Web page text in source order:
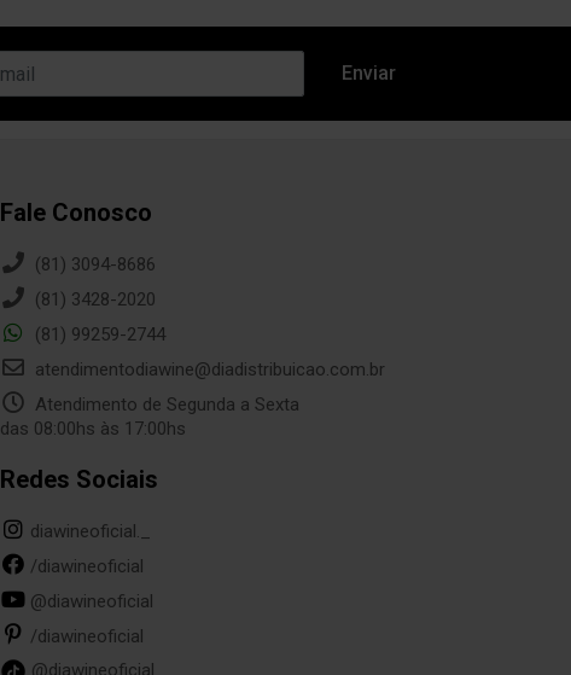
Fale Conosco
(81) 3094-8686
(81) 3428-2020
(81) 99259-2744
atendimentodiawine@diadistribuicao.com.br
Atendimento de Segunda a Sexta
das 08:00hs às 17:00hs
Redes Sociais
diawineoficial._
/diawineoficial
@diawineoficial
/diawineoficial
@diawineoficial